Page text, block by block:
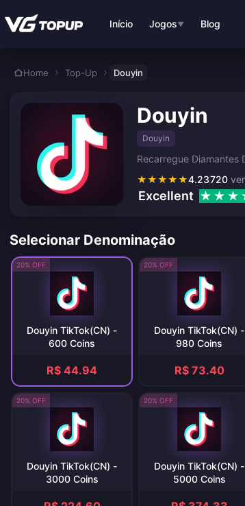
Início Jogos▼ Blog
Home Top-Up Douyin
Douyin
Douyin
Recarregue Diamantes
★★★★★4.23720
Excellent
Selecionar Denominação
20% OFF
Douyin TikTok(CN) -
600 Coins
R$ 44.94
20% OFF
Douyin TikTok(CN) -
980 Coins
R$ 73.40
20% OFF
Douyin TikTok(CN) -
3000 Coins
20% OFF
Douyin TikTok(CN) -
5000 Coins